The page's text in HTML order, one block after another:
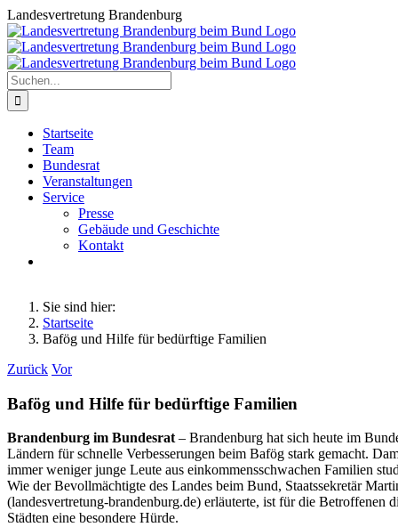
Zum
Inhalt
springen
Landesvertretung Brandenburg
Suche
nach:
Startseite
Team
Bundesrat
Veranstaltungen
Service
Presse
Gebäude und Geschichte
Kontakt
Sie sind hier:
Startseite
Bafög und Hilfe für bedürftige Familien
Zurück Vor
Bafög und Hilfe für bedürftige Familien
Brandenburg im Bundesrat– Brandenburg hat sich heute im
Ländern für schnelle Verbesserungen beim Bafög stark gemacht.
immer weniger junge Leute aus einkommensschwachen Familien
Wie der Bevollmächtigte des Landes beim Bund, Staatssekretär
(landesvertretung-brandenburg.de) erläuterte, ist für die Betroffenen
Städten eine besondere Hürde.